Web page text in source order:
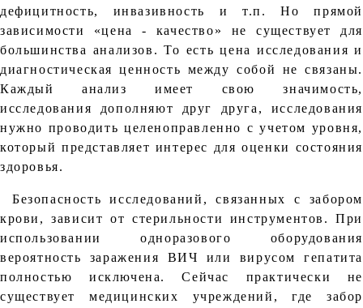
дефицитность, инвазивность и т.п. Но прямой
зависимости «цена - качество» не существует для
большинства анализов. То есть цена исследования и
диагностическая ценность между собой не связаны.
Каждый анализ имеет свою значимость,
исследования дополняют друг друга, исследования
нужно проводить целеноправленно с учетом уровня,
который представляет интерес для оценки состояния
здоровья.
Безопасность исследований, связанных с забором
крови, зависит от стерильности инструментов. При
использовании одноразового оборудования
вероятность заражения ВИЧ или вирусом гепатита
полностью исключена. Сейчас практически не
существует медицинских учреждений, где забор